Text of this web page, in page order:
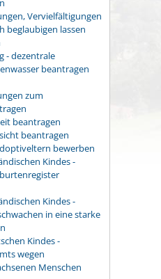
Vervielfältigungen
beglaubigen lassen
- dezentrale
beantragen
zum
beantragen
beantragen
bewerben
Kindes -
Kindes -
in eine starke
Kindes -
wegen
Menschen